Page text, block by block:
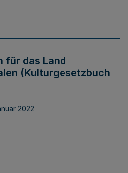
für das Land
(Kulturgesetzbuch
2022